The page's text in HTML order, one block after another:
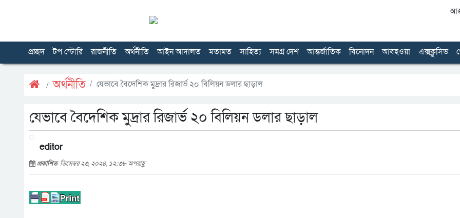
আজ
প্রচ্ছদ টপ স্টোরি রাজনীতি অর্থনীতি আইন আদালত মতামত সাহিত্য সমগ্র দেশ আন্তর্জাতিক বিনোদন আবহওয়া এক্সক্লুসিভ
অর্থনীতি যেভাবে বৈদেশিক মুদ্রার রিজার্ভ ২০ বিলিয়ন ডলার ছাড়াল
যেভাবে বৈদেশিক মুদ্রার রিজার্ভ ২০ বিলিয়ন ডলার ছাড়াল
editor
প্রকাশিত ডিসেম্বর ২৩, ২০২৪, ১২:৩৮ অপরাহ্ণ